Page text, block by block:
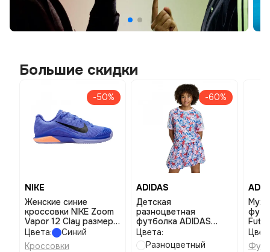
Большие скидки
-50%
NIKE
Женские синие
кроссовки NIKE Zoom
Vapor 12 Clay размер
7,5
Цвета:
Синий
Кроссовки
-60%
ADIDAS
Детская
разноцветная
футболка ADIDAS
Originals x Liberty
London размер 140
Цвета:
Разноцветный